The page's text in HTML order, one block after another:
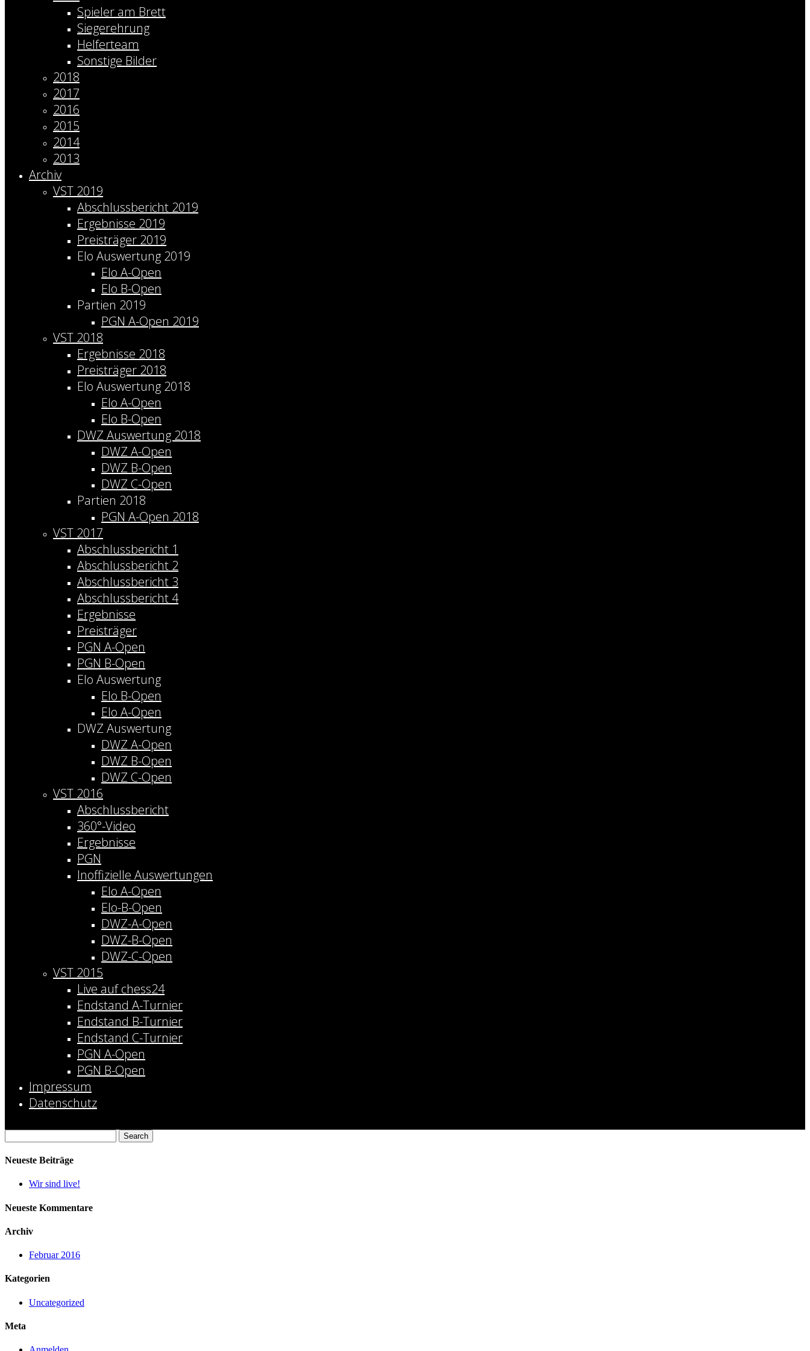
Spieler am Brett
Siegerehrung
Helferteam
Sonstige Bilder
2018
2017
2016
2015
2014
2013
Archiv
VST 2019
Abschlussbericht 2019
Ergebnisse 2019
Preisträger 2019
Elo Auswertung 2019
Elo A-Open
Elo B-Open
Partien 2019
PGN A-Open 2019
VST 2018
Ergebnisse 2018
Preisträger 2018
Elo Auswertung 2018
Elo A-Open
Elo B-Open
DWZ Auswertung 2018
DWZ A-Open
DWZ B-Open
DWZ C-Open
Partien 2018
PGN A-Open 2018
VST 2017
Abschlussbericht 1
Abschlussbericht 2
Abschlussbericht 3
Abschlussbericht 4
Ergebnisse
Preisträger
PGN A-Open
PGN B-Open
Elo Auswertung
Elo B-Open
Elo A-Open
DWZ Auswertung
DWZ A-Open
DWZ B-Open
DWZ C-Open
VST 2016
Abschlussbericht
360°-Video
Ergebnisse
PGN
Inoffizielle Auswertungen
Elo A-Open
Elo-B-Open
DWZ-A-Open
DWZ-B-Open
DWZ-C-Open
VST 2015
Live auf chess24
Endstand A-Turnier
Endstand B-Turnier
Endstand C-Turnier
PGN A-Open
PGN B-Open
Impressum
Datenschutz
for:
Neueste Beiträge
Wir sind live!
Neueste Kommentare
Archiv
Februar 2016
Kategorien
Uncategorized
Meta